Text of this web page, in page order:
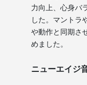
力向上、心身バ
した。マントラ
や動作と同期さ
めました。
ニューエイジ